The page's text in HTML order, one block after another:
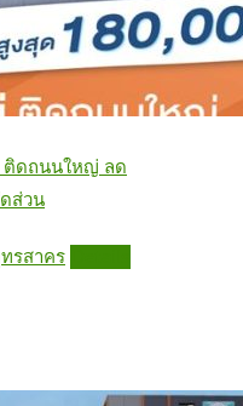
ติดถนนใหญ่ ลด
ส่วน
รสาคร